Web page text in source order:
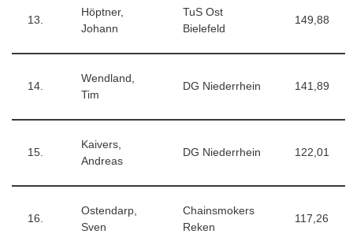
13.
Höptner,
Johann
TuS Ost
Bielefeld
149,88
14.
Wendland,
Tim
DG Niederrhein 141,89
15.
Kaivers,
Andreas
DG Niederrhein 122,01
16.
Ostendarp,
Sven
Chainsmokers
Reken
117,26